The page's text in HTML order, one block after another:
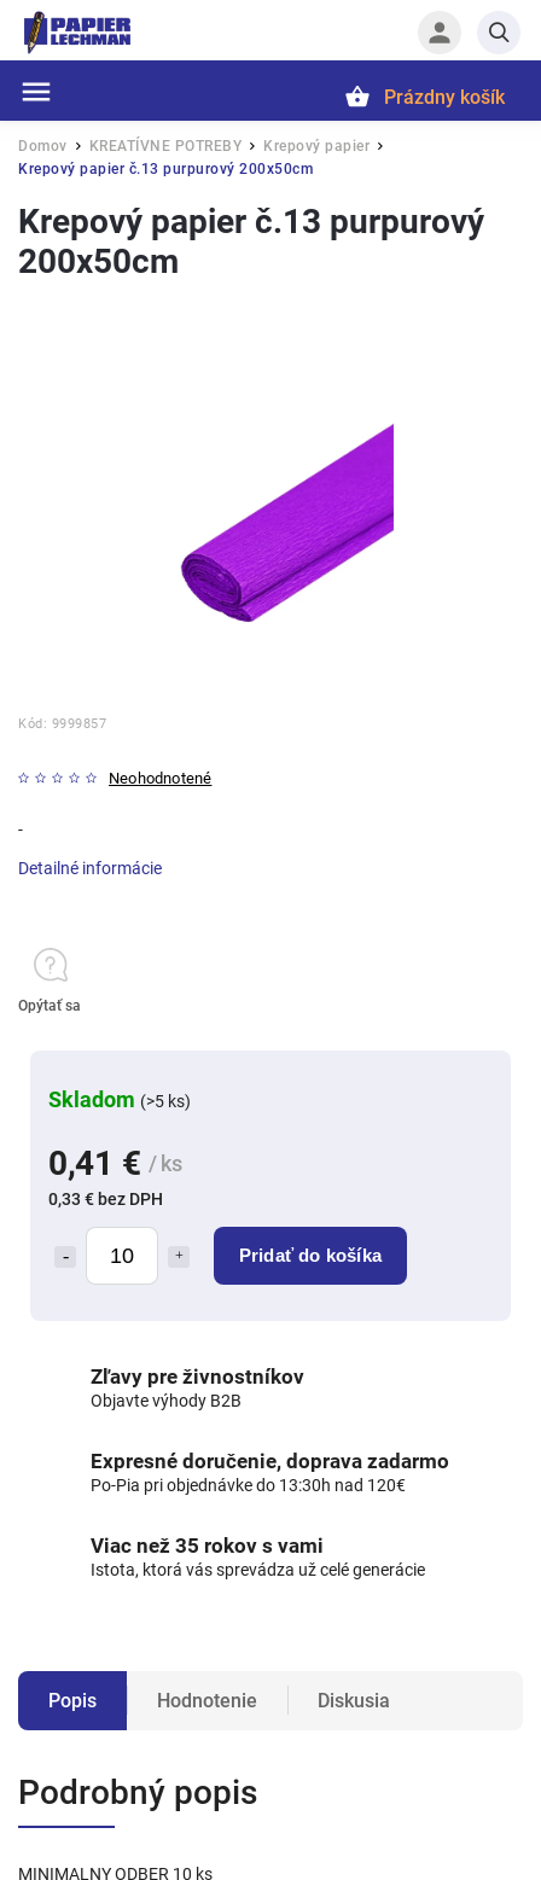
Hľadať
Prázdny košík
Domov / KREATÍVNE POTREBY / Krepový papier /
Krepový papier č.13 purpurový 200x50cm
Krepový papier č.13 purpurový
200x50cm
Kód: 9999857
Neohodnotené
0,41 € / ks
0,33 € bez DPH
Pridať do košíka
Skladom (>5 ks)
-
Detailné informácie
Opýtať sa
Zľavy pre živnostníkov
Objavte výhody B2B
Expresné doručenie, doprava zadarmo
Po-Pia pri objednávke do 13:30h nad 120€
Viac než 35 rokov s vami
Istota, ktorá vás sprevádza už celé generácie
Popis Hodnotenie Diskusia
Podrobný popis
MINIMALNY ODBER 10 ks